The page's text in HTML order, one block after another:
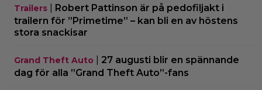
Trailers
Robert Pattinson är på pedofiljakt i
trailern för ”Primetime” – kan bli en av höstens
stora snackisar
Grand Theft Auto
27 augusti blir en spännande
dag för alla ”Grand Theft Auto”-fans